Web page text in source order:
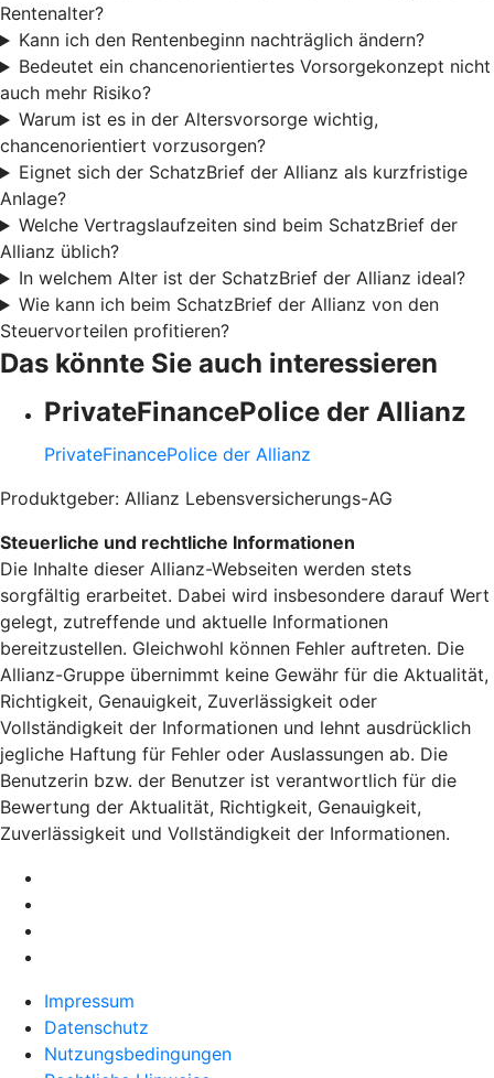
Rentenalter?
Kann ich den Rentenbeginn nachträglich ändern?
Bedeutet ein chancenorientiertes Vorsorgekonzept nicht
auch mehr Risiko?
Warum ist es in der Altersvorsorge wichtig,
chancenorientiert vorzusorgen?
Eignet sich der SchatzBrief der Allianz als kurzfristige
Anlage?
Welche Vertragslaufzeiten sind beim SchatzBrief der
Allianz üblich?
In welchem Alter ist der SchatzBrief der Allianz ideal?
Wie kann ich beim SchatzBrief der Allianz von den
Steuervorteilen profitieren?
Das könnte Sie auch interessieren
PrivateFinancePolice der Allianz
PrivateFinancePolice der Allianz
Produktgeber: Allianz Lebensversicherungs-AG
Steuerliche und rechtliche Informationen
Die Inhalte dieser Allianz-Webseiten werden stets
sorgfältig erarbeitet. Dabei wird insbesondere darauf Wert
gelegt, zutreffende und aktuelle Informationen
bereitzustellen. Gleichwohl können Fehler auftreten. Die
Allianz-Gruppe übernimmt keine Gewähr für die Aktualität,
Richtigkeit, Genauigkeit, Zuverlässigkeit oder
Vollständigkeit der Informationen und lehnt ausdrücklich
jegliche Haftung für Fehler oder Auslassungen ab. Die
Benutzerin bzw. der Benutzer ist verantwortlich für die
Bewertung der Aktualität, Richtigkeit, Genauigkeit,
Zuverlässigkeit und Vollständigkeit der Informationen.
Impressum
Datenschutz
Nutzungsbedingungen